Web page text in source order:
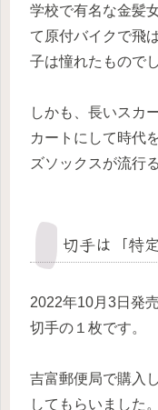
学校で有名な金髪
て原付バイクで飛
子は憧れたもので
しかも、長いスカ
カートにして時代
ズソックスが流行
切手は「特
2022年10月3日発
切手の１枚です。
吉富郵便局で購入
してもらいました